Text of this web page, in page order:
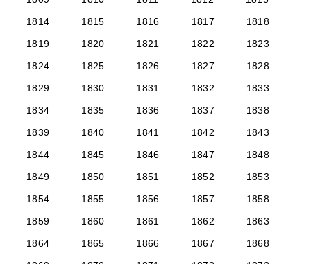
1814
1815 1816 1817
1818
1819
1820 1821 1822
1823
1824
1825 1826 1827
1828
1829
1830 1831 1832
1833
1834
1835 1836 1837
1838
1839
1840 1841 1842
1843
1844
1845 1846 1847
1848
1849
1850 1851 1852
1853
1854
1855 1856 1857
1858
1859
1860 1861 1862
1863
1864
1865 1866 1867
1868